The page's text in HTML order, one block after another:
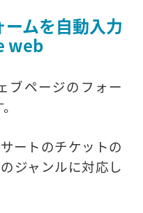
ムを自動入力
web
ブページのフォー
ートのチケットの
ジャンルに対応し